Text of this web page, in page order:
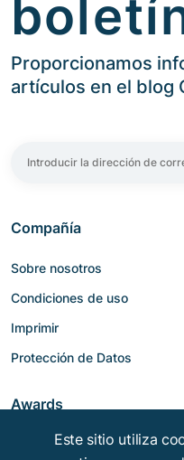
Proporcionamos
artículos en el blog
Compañía
Sobre nosotros
Condiciones de uso
Imprimir
Protección de Datos
Awards
Este sitio utiliza